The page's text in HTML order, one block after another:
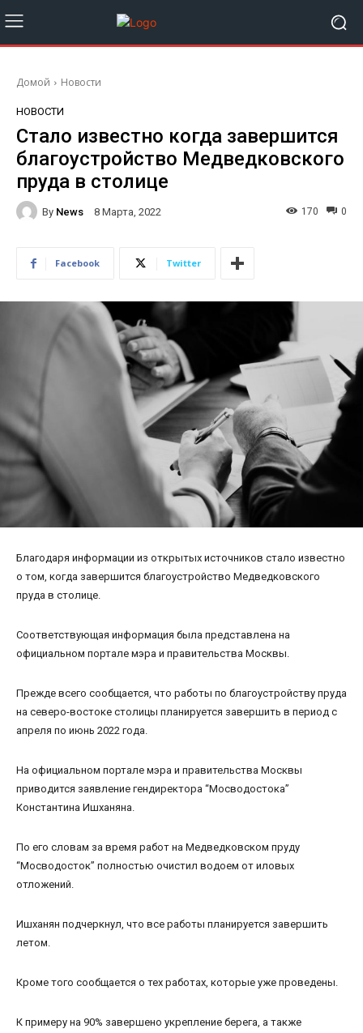
Домой Новости
НОВОСТИ
Стало известно когда завершится
благоустройство Медведковского
пруда в столице
By News 8 Марта, 2022 0
170
Facebook Twitter
Благодаря информации из открытых источников стало известно
о том, когда завершится благоустройство Медведковского
пруда в столице.
Соответствующая информация была представлена на
официальном портале мэра и правительства Москвы.
Прежде всего сообщается, что работы по благоустройству пруда
на северо-востоке столицы планируется завершить в период с
апреля по июнь 2022 года.
На официальном портале мэра и правительства Москвы
приводится заявление гендиректора “Мосводостока”
Константина Ишханяна.
По его словам за время работ на Медведковском пруду
“Мосводосток” полностью очистил водоем от иловых
отложений.
Ишханян подчеркнул, что все работы планируется завершить
летом.
Кроме того сообщается о тех работах, которые уже проведены.
К примеру на 90% завершено укрепление берега, а также